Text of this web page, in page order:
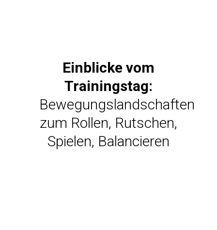
Einblicke vom
Trainingstag:
Bewegungslandschaften
zum Rollen, Rutschen,
Spielen, Balancieren